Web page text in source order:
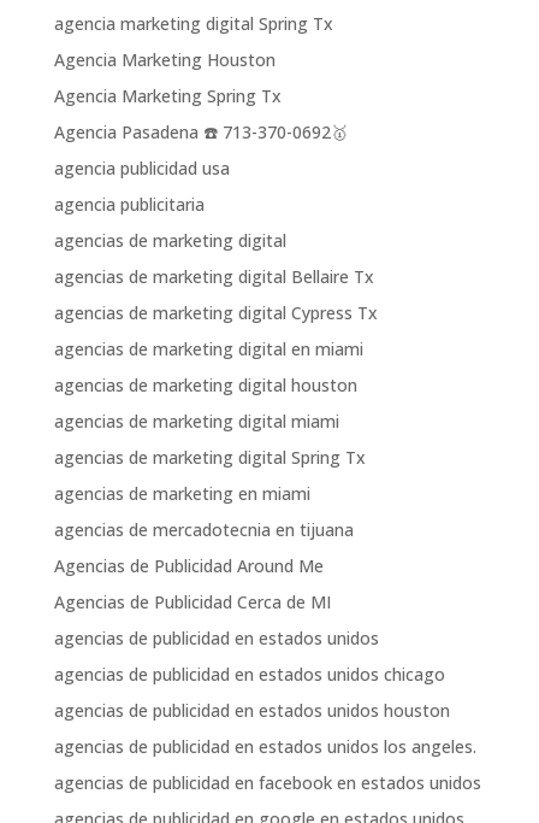
agencia marketing digital Spring Tx
Agencia Marketing Houston
Agencia Marketing Spring Tx
Agencia Pasadena ☎️ 713-370-0692🥇
agencia publicidad usa
agencia publicitaria
agencias de marketing digital
agencias de marketing digital Bellaire Tx
agencias de marketing digital Cypress Tx
agencias de marketing digital en miami
agencias de marketing digital houston
agencias de marketing digital miami
agencias de marketing digital Spring Tx
agencias de marketing en miami
agencias de mercadotecnia en tijuana
Agencias de Publicidad Around Me
Agencias de Publicidad Cerca de MI
agencias de publicidad en estados unidos
agencias de publicidad en estados unidos chicago
agencias de publicidad en estados unidos houston
agencias de publicidad en estados unidos los angeles.
agencias de publicidad en facebook en estados unidos
agencias de publicidad en google en estados unidos